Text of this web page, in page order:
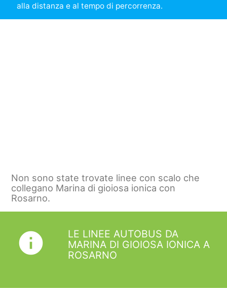
alla distanza e al tempo di percorrenza.
Non sono state trovate linee con scalo che
collegano Marina di gioiosa ionica con
Rosarno.
info
LE LINEE AUTOBUS DA
MARINA DI GIOIOSA IONICA A
ROSARNO